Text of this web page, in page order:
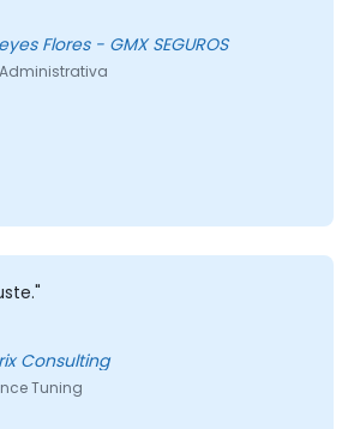
Francisco Javier Reyes Flores - GMX SEGUROS
- Matrix Consulting
Tuning